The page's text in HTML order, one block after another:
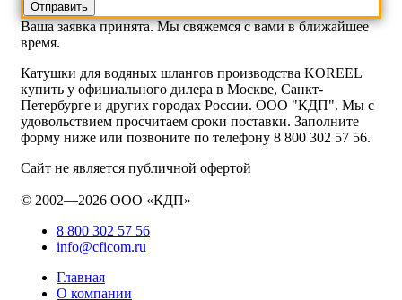
Ваша заявка принята. Мы свяжемся с вами в ближайшее
время.
Катушки для водяных шлангов производства KOREEL
купить у официального дилера в Москве, Санкт-
Петербурге и других городах России. ООО "КДП". Мы с
удовольствием просчитаем сроки поставки. Заполните
форму ниже или позвоните по телефону 8 800 302 57 56.
Сайт не является публичной офертой
© 2002—2026 ООО «КДП»
8 800 302 57 56
info@cficom.ru
Главная
О компании